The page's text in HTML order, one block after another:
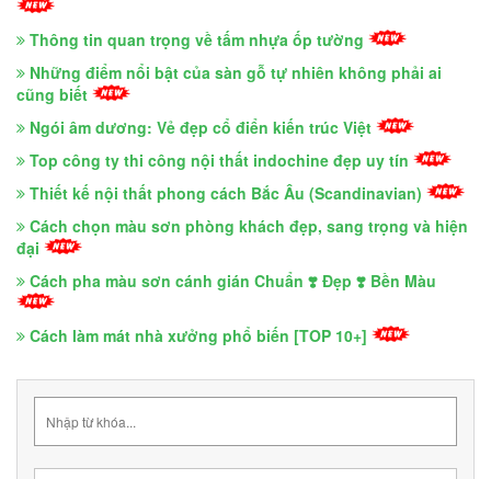
Thông tin quan trọng về tấm nhựa ốp tường
Những điểm nổi bật của sàn gỗ tự nhiên không phải ai
cũng biết
Ngói âm dương: Vẻ đẹp cổ điển kiến trúc Việt
Top công ty thi công nội thất indochine đẹp uy tín
Thiết kế nội thất phong cách Bắc Âu (Scandinavian)
Cách chọn màu sơn phòng khách đẹp, sang trọng và hiện
đại
Cách pha màu sơn cánh gián Chuẩn ❣️ Đẹp ❣️ Bền Màu
Cách làm mát nhà xưởng phổ biến [TOP 10+]